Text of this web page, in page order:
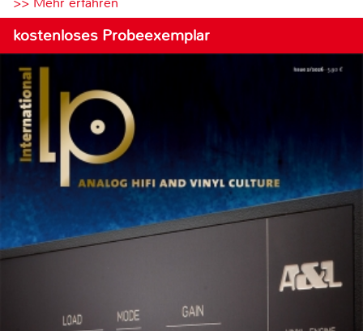
kostenloses Probeexemplar